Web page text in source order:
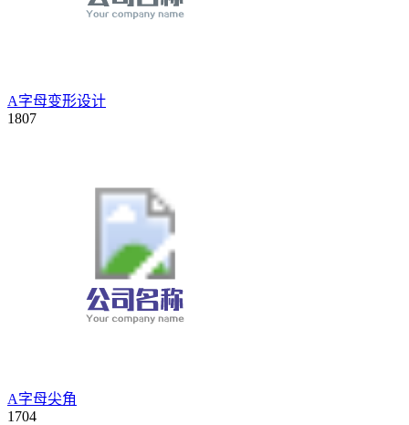
A字母变形设计
1807
A字母尖角
1704